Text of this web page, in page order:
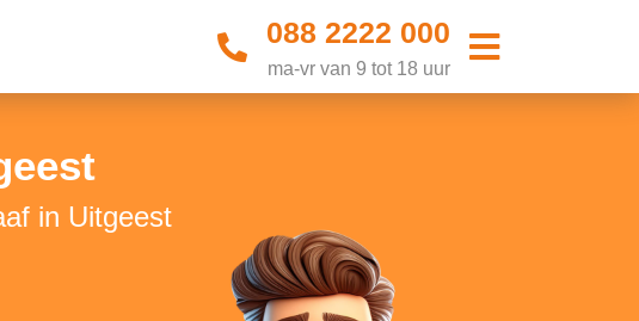
088 2222 000
ma-vr van 9 tot 18 uur
in Uitgeest